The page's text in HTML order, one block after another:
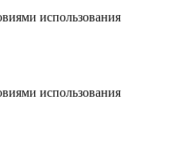
использования
использования